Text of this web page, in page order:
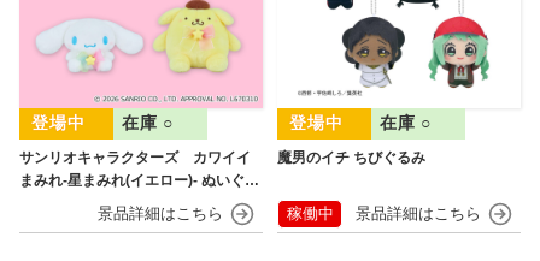
サンリオキャラクターズ カワイイ
まみれ-星まみれ(イエロー)- ぬいぐる
在庫 ○
魔男のイチ ちびぐるみ
在庫 ○
稼働中